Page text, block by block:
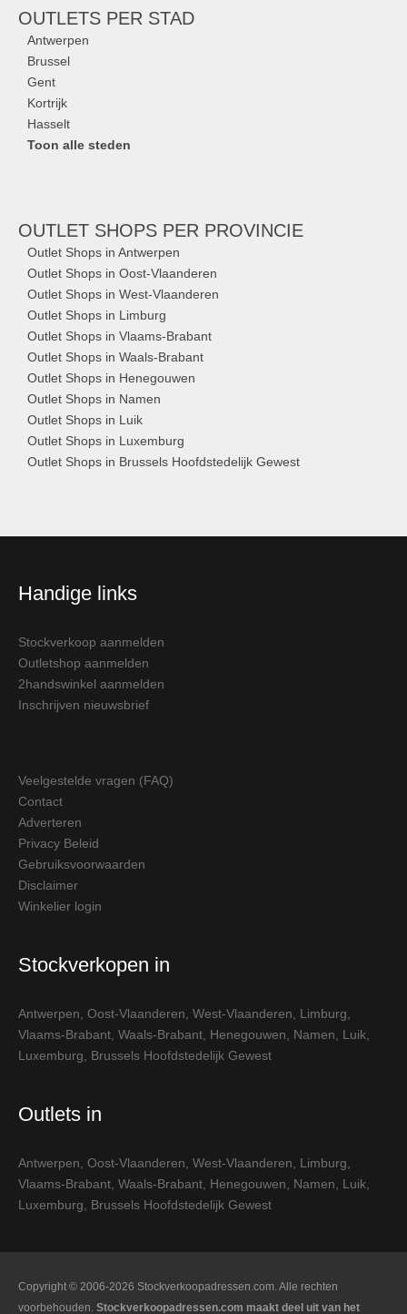
OUTLETS PER STAD
Antwerpen
Brussel
Gent
Kortrijk
Hasselt
Toon alle steden
OUTLET SHOPS PER PROVINCIE
Outlet Shops in Antwerpen
Outlet Shops in Oost-Vlaanderen
Outlet Shops in West-Vlaanderen
Outlet Shops in Limburg
Outlet Shops in Vlaams-Brabant
Outlet Shops in Waals-Brabant
Outlet Shops in Henegouwen
Outlet Shops in Namen
Outlet Shops in Luik
Outlet Shops in Luxemburg
Outlet Shops in Brussels Hoofdstedelijk Gewest
Handige links
Stockverkoop aanmelden
Outletshop aanmelden
2handswinkel aanmelden
Inschrijven nieuwsbrief
Veelgestelde vragen (FAQ)
Contact
Adverteren
Privacy Beleid
Gebruiksvoorwaarden
Disclaimer
Winkelier login
Stockverkopen in
Antwerpen, Oost-Vlaanderen, West-Vlaanderen, Limburg,
Vlaams-Brabant, Waals-Brabant, Henegouwen, Namen, Luik,
Luxemburg, Brussels Hoofdstedelijk Gewest
Outlets in
Antwerpen, Oost-Vlaanderen, West-Vlaanderen, Limburg,
Vlaams-Brabant, Waals-Brabant, Henegouwen, Namen, Luik,
Luxemburg, Brussels Hoofdstedelijk Gewest
Copyright © 2006-2026 Stockverkoopadressen.com. Alle rechten
voorbehouden. Stockverkoopadressen.com maakt deel uit van het